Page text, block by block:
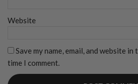
Website
Save my name, email, and website
time I comment.